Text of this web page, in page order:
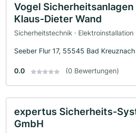
Vogel Sicherheitsanlagen
Klaus-Dieter Wand
Sicherheitstechnik · Elektroinstallation
Seeber Flur 17, 55545 Bad Kreuznach
0.0 (0 Bewertungen)
expertus Sicherheits-
GmbH